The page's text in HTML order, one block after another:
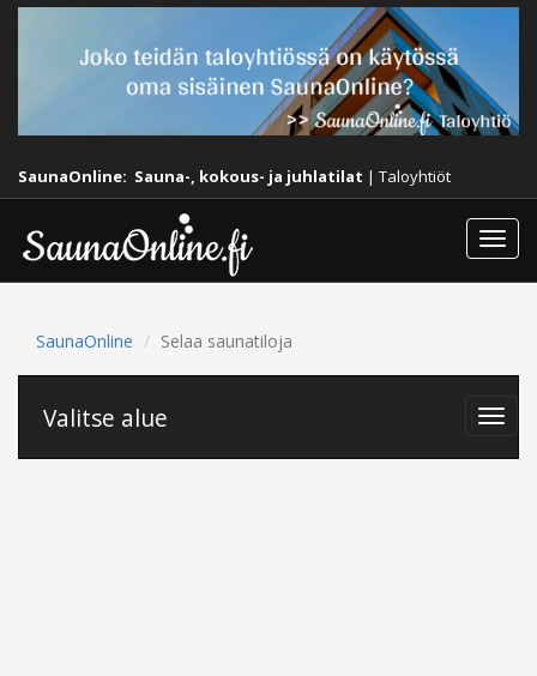
SaunaOnline: Sauna-, kokous- ja juhlatilat | Taloyhtiöt
SaunaOnline Selaa saunatiloja
Valitse alue